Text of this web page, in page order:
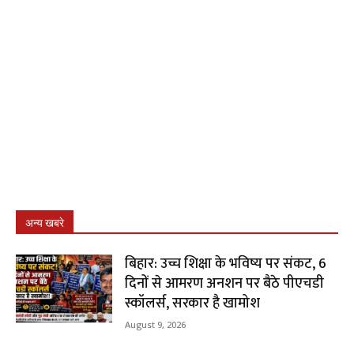
अन्य खबरे
बिहार: उच्च शिक्षा के भविष्य पर संकट, 6
दिनों से आमरण अनशन पर बैठे पीएचडी
स्कॉलर्स, सरकार है खामोश
August 9, 2026